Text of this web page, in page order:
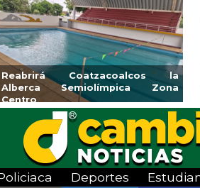
Reabrirá Coatzacoalcos la
Alberca Semiolímpica Zona
Centro
Deportes